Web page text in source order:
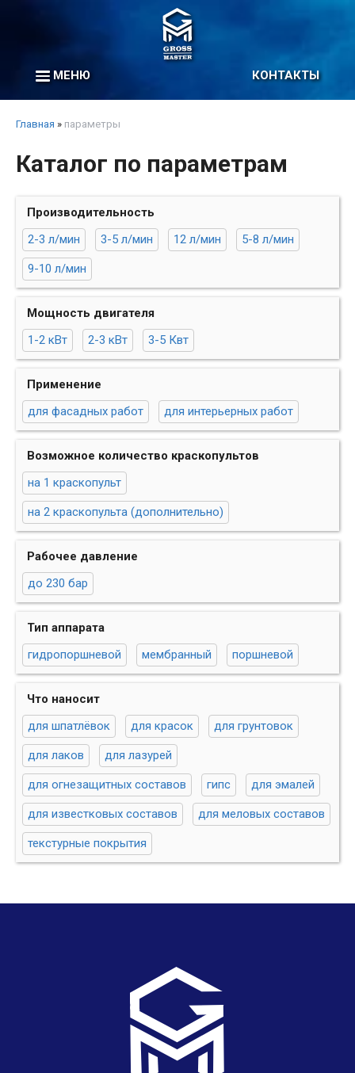
МЕНЮ КОНТАКТЫ
Главная » параметры
Каталог по параметрам
Производительность
2-3 л/мин
3-5 л/мин 12 л/мин 5-8 л/мин
9-10 л/мин
Мощность двигателя
1-2 кВт
2-3 кВт 3-5 Квт
Применение
для фасадных работ
для интерьерных работ
Возможное количество краскопультов
на 1 краскопульт
на 2 краскопульта (дополнительно)
Рабочее давление
до 230 бар
Тип аппарата
гидропоршневой
мембранный поршневой
Что наносит
для шпатлёвок
для красок для грунтовок
для лаков для лазурей
для огнезащитных составов гипс для эмалей
для известковых составов для меловых составов
текстурные покрытия